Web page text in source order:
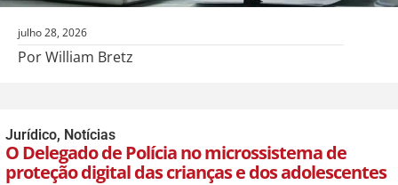
julho 28, 2026
Por William Bretz
Jurídico, Notícias
O Delegado de Polícia no microssistema de
proteção digital das crianças e dos adolescentes